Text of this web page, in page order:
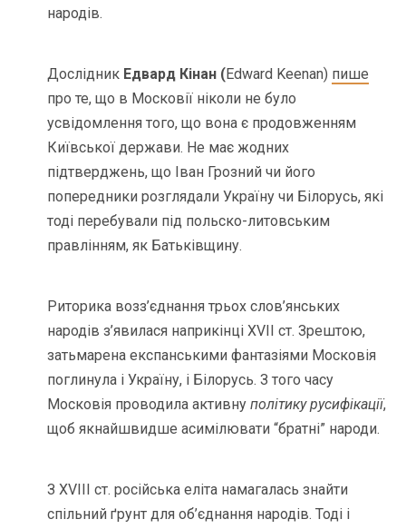
народів.
Дослідник Едвард Кінан (Edward Keenan) пише
про те, що в Московії ніколи не було
усвідомлення того, що вона є продовженням
Київської держави. Не має жодних
підтверджень, що Іван Грозний чи його
попередники розглядали Україну чи Білорусь, які
тоді перебували під польско-литовським
правлінням, як Батьківщину.
Риторика возз’єднання трьох слов’янських
народів з’явилася наприкінці XVІІ ст. Зрештою,
затьмарена експанськими фантазіями Московія
поглинула і Україну, і Білорусь. З того часу
Московія проводила активнуполітику русифікації,
щоб якнайшвидше асимілювати “братні” народи.
З XVІІІ ст. російська еліта намагалась знайти
спільний ґрунт для об’єднання народів. Тоді і